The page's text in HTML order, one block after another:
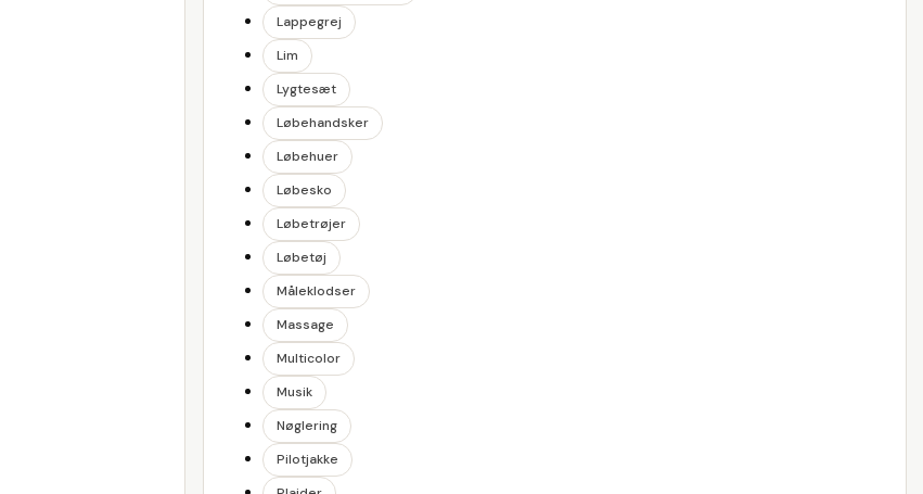
Lappegrej
Lim
Lygtesæt
Løbehandsker
Løbehuer
Løbesko
Løbetrøjer
Løbetøj
Måleklodser
Massage
Multicolor
Musik
Nøglering
Pilotjakke